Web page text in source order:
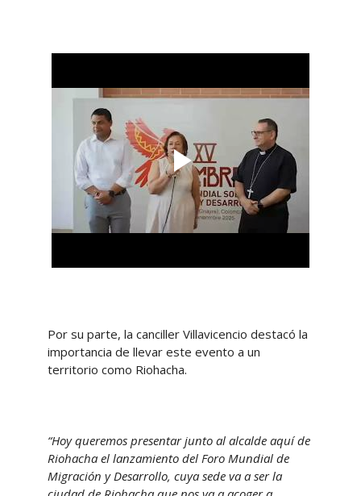
Por su parte, la canciller Villavicencio destacó la
importancia de llevar este evento a un
territorio como Riohacha.
“Hoy queremos presentar junto al alcalde aquí de
Riohacha el lanzamiento del Foro Mundial de
Migración y Desarrollo, cuya sede va a ser la